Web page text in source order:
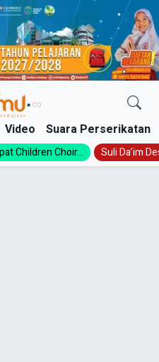
Video Suara Perserikatan
Children Choir... Suli Da’im